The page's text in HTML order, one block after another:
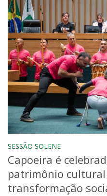
SESSÃO SOLENE
Capoeira é
patrimônio
transformação